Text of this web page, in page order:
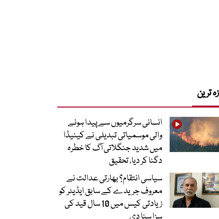
ترین
انسانی سرگرمیوں سے پیدا ہونے
والی موسمیاتی تبدیلی نے کینیڈا
میں شدید جنگلاتی آگ کا خطرہ
دگنا کر دیا، تحقیق
سیاسی انتقام؟ بھارتی عدالت نے
معروف جریدے کے سابق ایڈیٹر کو
زیادتی کیس میں 10 سال قید کی